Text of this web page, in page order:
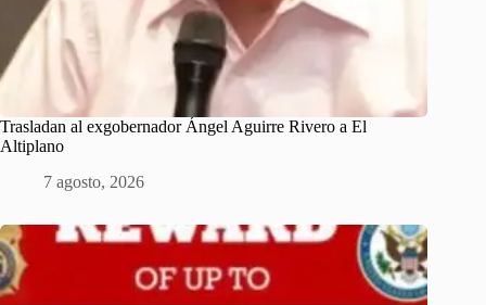
Trasladan al exgobernador Ángel Aguirre Rivero a El
Altiplano
7 agosto, 2026